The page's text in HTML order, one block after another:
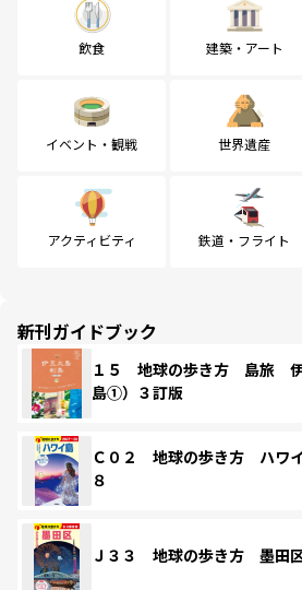
飲食 建築・アート
イベント・観戦 世界遺産
アクティビティ 鉄道・フライト
新刊ガイドブック
１５ 地球の歩き方 島旅
島①）３訂版
Ｃ０２ 地球の歩き方 ハワ
８
Ｊ３３ 地球の歩き方 墨田